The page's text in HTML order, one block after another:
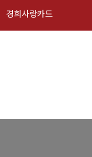
경희사랑카드